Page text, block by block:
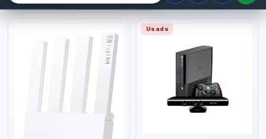
MicroTi — Sua loja de
Usado